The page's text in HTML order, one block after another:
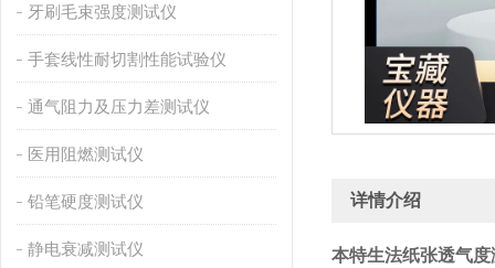
牙刷毛束强度测试仪
手套线性耐切割性能试验仪
通气阻力及压力差测试仪
医用阻燃测试仪
铅笔硬度测试仪
静电衰减测试仪
详情介绍
本特生法纸张透气